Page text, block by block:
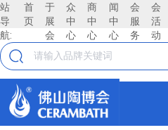
站
导
航:
首
页
于
展
会
众
中
心
商
中
心
闻
中
心
会
服
务
会
活
动